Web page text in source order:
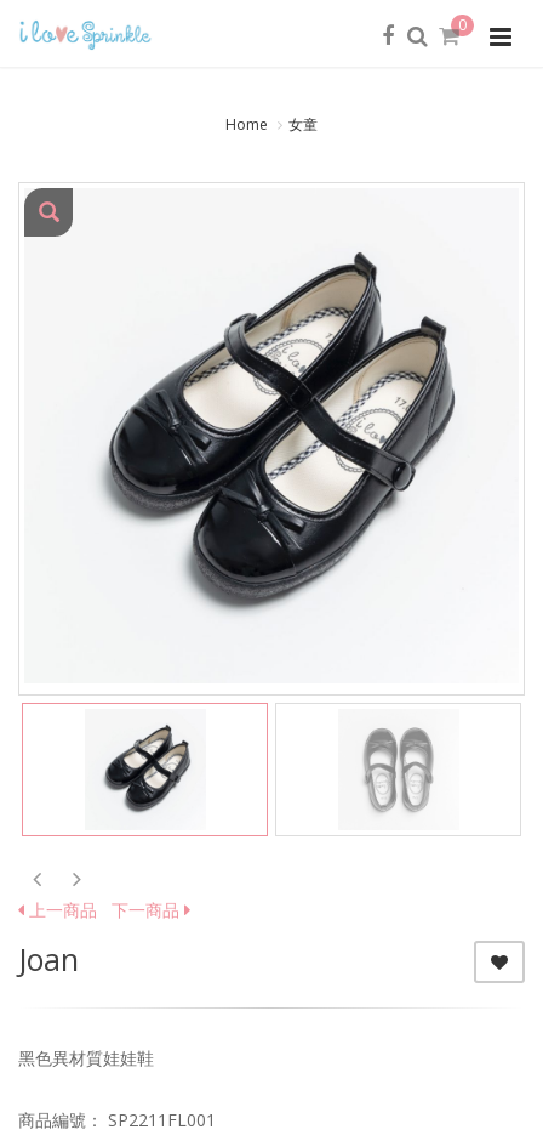
0
Home 女童
上一商品 下一商品
Joan
黑色異材質娃娃鞋
商品編號： SP2211FL001